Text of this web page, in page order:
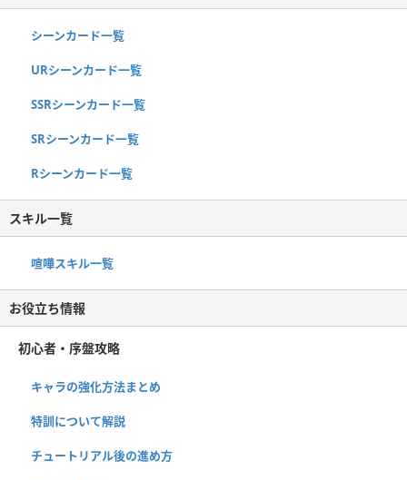
シーンカード一覧
URシーンカード一覧
SSRシーンカード一覧
SRシーンカード一覧
Rシーンカード一覧
スキル一覧
喧嘩スキル一覧
お役立ち情報
初心者・序盤攻略
キャラの強化方法まとめ
特訓について解説
チュートリアル後の進め方